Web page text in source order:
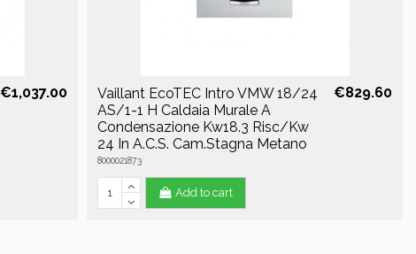
€1,037.00
Vaillant EcoTEC Intro VMW 18/24
AS/1-1 H Caldaia Murale A
Condensazione Kw18.3 Risc/Kw
24 In A.C.S. Cam.Stagna Metano
8000021873
€829.60
Add to cart